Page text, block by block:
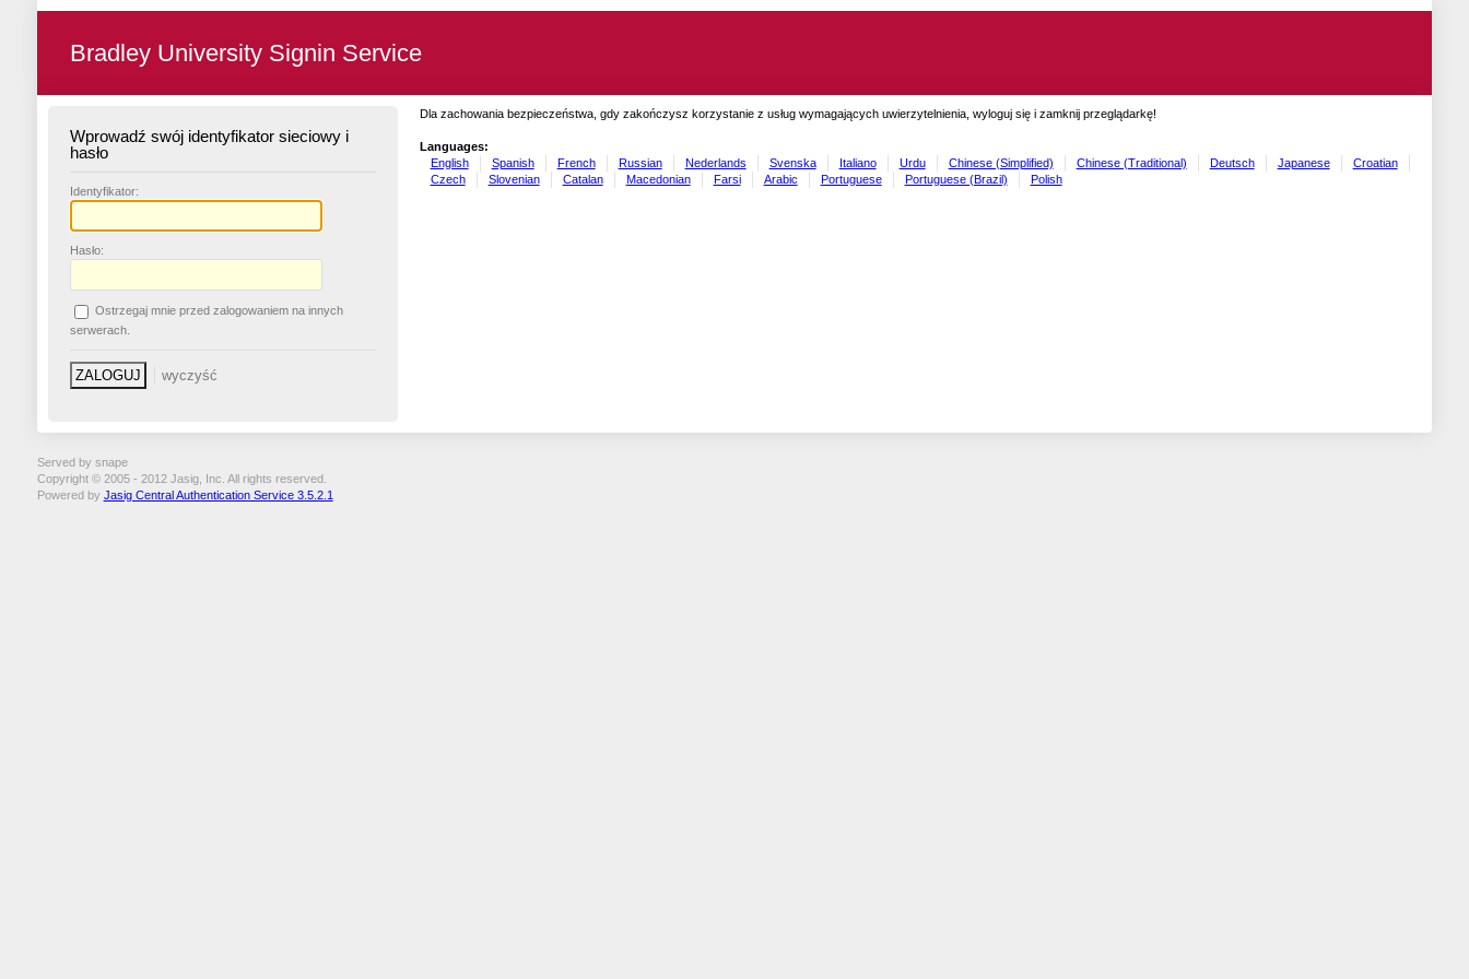
Bradley University Signin Service
Wprowadź swój identyfikator sieciowy i
hasło
Identyfikator:
Hasło:
Ostrzegaj mnie przed zalogowaniem na innych
serwerach.
Dla zachowania bezpieczeństwa, gdy zakończysz korzystanie z usług wymagających uwierzytelnienia, wyloguj się i zamknij przeglądarkę!
Languages:
English
Spanish French Russian Nederlands Svenska Italiano Urdu Chinese (Simplified) Chinese (Traditional) Deutsch Japanese
Croatian
Czech
Slovenian Catalan Macedonian Farsi Arabic Portuguese Portuguese (Brazil) Polish
Served by snape
Copyright © 2005 - 2012 Jasig, Inc. All rights reserved.
Powered by Jasig Central Authentication Service 3.5.2.1